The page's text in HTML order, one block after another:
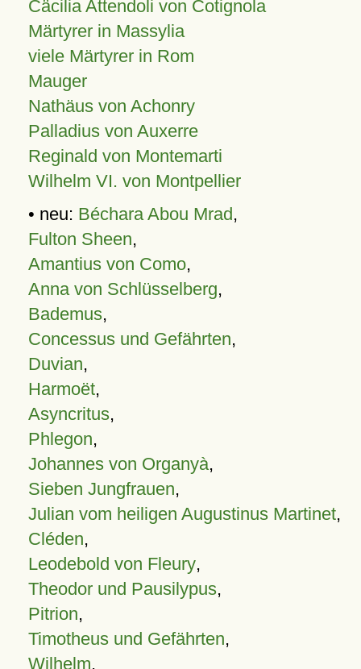
Cäcilia Attendoli von Cotignola
Märtyrer in Massylia
viele Märtyrer in Rom
Mauger
Nathäus von Achonry
Palladius von Auxerre
Reginald von Montemarti
Wilhelm VI. von Montpellier
• neu: Béchara Abou Mrad,
Fulton Sheen,
Amantius von Como,
Anna von Schlüsselberg,
Bademus,
Concessus und Gefährten,
Duvian,
Harmoët,
Asyncritus,
Phlegon,
Johannes von Organyà,
Sieben Jungfrauen,
Julian vom heiligen Augustinus Martinet,
Cléden,
Leodebold von Fleury,
Theodor und Pausilypus,
Pitrion,
Timotheus und Gefährten,
Wilhelm,